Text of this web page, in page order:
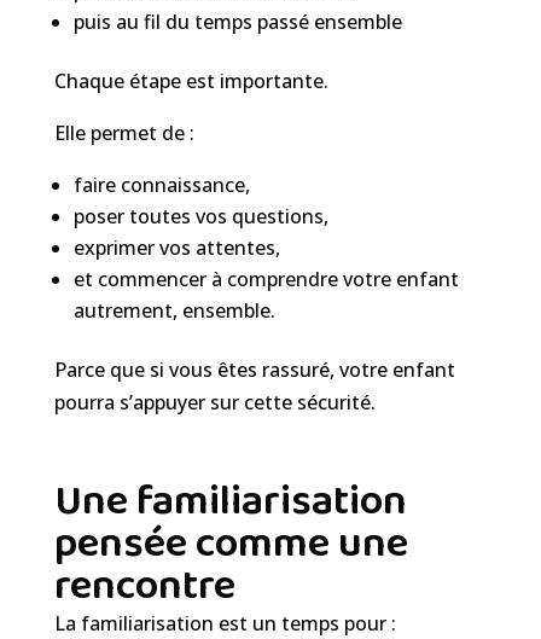
puis au fil du temps passé ensemble
Chaque étape est importante.
Elle permet de :
faire connaissance,
poser toutes vos questions,
exprimer vos attentes,
et commencer à comprendre votre enfant
autrement, ensemble.
Parce que si vous êtes rassuré, votre enfant
pourra s’appuyer sur cette sécurité.
Une familiarisation
pensée comme une
rencontre
La familiarisation est un temps pour :